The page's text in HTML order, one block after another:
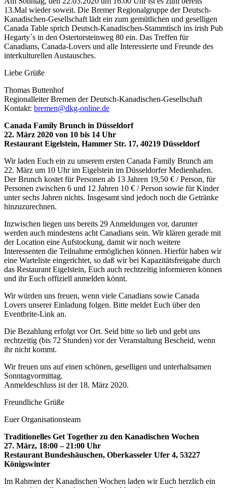
13.Mal wieder soweit. Die Bremer Regionalgruppe der Deutsch-
Kanadischen-Gesellschaft lädt ein zum gemütlichen und geselligen
Canada Table sprich Deutsch-Kanadischen-Stammtisch ins irish Pub
Hegarty´s in den Ostertorsteinweg 80 ein. Das Treffen für
Canadians, Canada-Lovers und alle Interessierte und Freunde des
interkulturellen Austausches.
Liebe Grüße
Thomas Buttenhof
Regionalleiter Bremen der Deutsch-Kanadischen-Gesellschaft
Kontakt: bremen@dkg-online.de
Canada Family Brunch in Düsseldorf
22. März 2020 von 10 bis 14 Uhr
Restaurant Eigelstein, Hammer Str. 17, 40219 Düsseldorf
Wir laden Euch ein zu unserem ersten Canada Family Brunch am
22. März um 10 Uhr im Eigelstein im Düsseldorfer Medienhafen.
Der Brunch kostet für Personen ab 13 Jahren 19,50 € / Person, für
Personen zwischen 6 und 12 Jahren 10 € / Person sowie für Kinder
unter sechs Jahren nichts. Insgesamt sind jedoch noch die Getränke
hinzuzurechnen.
Inzwischen liegen uns bereits 29 Anmeldungen vor, darunter
werden auch mindestens acht Canadians sein. Wir klären gerade mit
der Location eine Aufstockung, damit wir noch weitere
Interessenten die Teilnahme ermöglichen können. Hierfür haben wir
eine Warteliste eingerichtet, so daß wir bei Kapazitätsfreigabe durch
das Restaurant Eigelstein, Euch auch rechtzeitig informieren können
und ihr Euch offiziell anmelden könnt.
Wir würden uns freuen, wenn viele Canadians sowie Canada
Lovers unserer Einladung folgen. Bitte meldet Euch über den
Eventbrite-Link an.
Die Bezahlung erfolgt vor Ort. Seid bitte so lieb und gebt uns
rechtzeitig (bis 72 Stunden) vor der Veranstaltung Bescheid, wenn
ihr nicht kommt.
Wir freuen uns auf einen schönen, geselligen und unterhaltsamen
Sonntagvormittag.
Anmeldeschluss ist der 18. März 2020.
Freundliche Grüße
Euer Organisationsteam
Traditionelles Get Together zu den Kanadischen Wochen
27. März, 18:00 – 21:00 Uhr
Restaurant Bundeshäuschen, Oberkasseler Ufer 4, 53227
Königswinter
Im Rahmen der Kanadischen Wochen laden wir Euch herzlich ein